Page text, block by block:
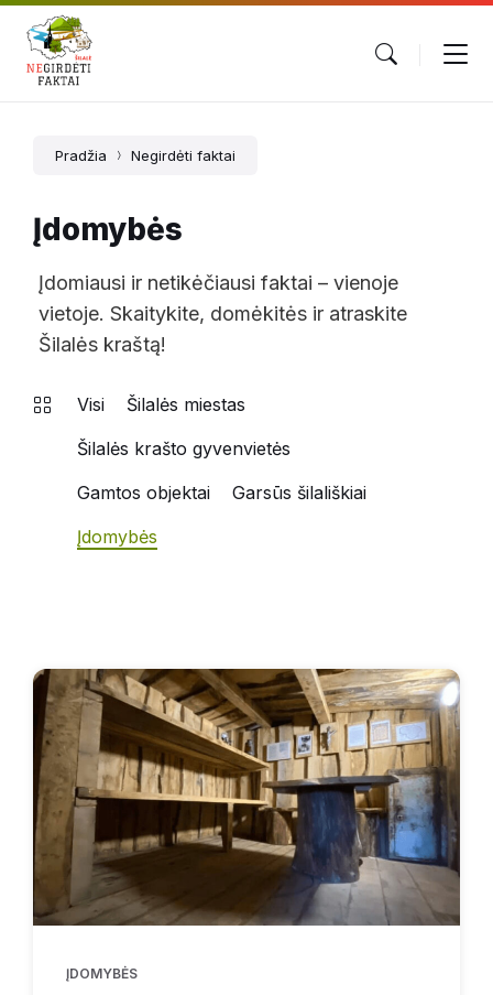
Pradžia Negirdėti faktai
Įdomybės
Įdomiausi ir netikėčiausi faktai – vienoje
vietoje. Skaitykite, domėkitės ir atraskite
Šilalės kraštą!
Visi
Šilalės miestas
Šilalės krašto gyvenvietės
Gamtos objektai
Garsūs šilališkiai
Įdomybės
ĮDOMYBĖS